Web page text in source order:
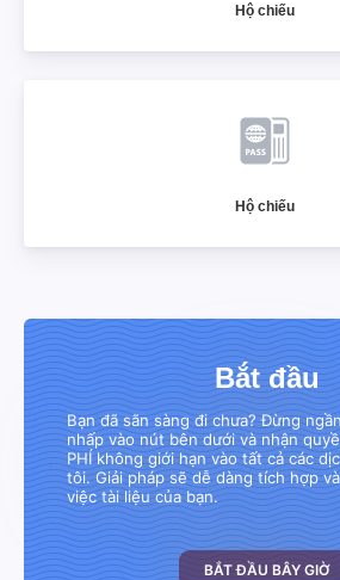
Hộ chiếu
Hộ chiếu
Bắt đầu
Bạn đã sãn sàng đi chưa? Đừng
nhấp vào nút bên dưới và nhận
PHÍ không giới hạn vào tất cả các
tôi. Giải pháp sẽ dễ dàng tích hợp
việc tài liệu của bạn.
BẮT ĐẦU BÂY GIỜ